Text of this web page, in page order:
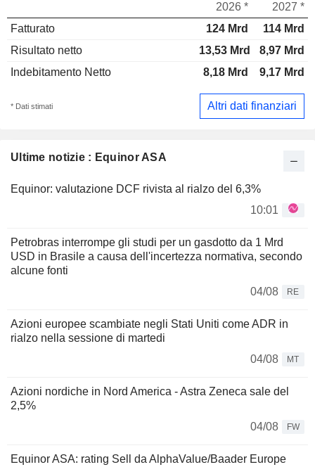
Ultime notizie : Equinor ASA
Equinor: valutazione DCF rivista al rialzo del 6,3%
10:01
Petrobras interrompe gli studi per un gasdotto da 1 Mrd
USD in Brasile a causa dell'incertezza normativa, secondo
alcune fonti
04/08
RE
Azioni europee scambiate negli Stati Uniti come ADR in
rialzo nella sessione di martedi
04/08
MT
Azioni nordiche in Nord America - Astra Zeneca sale del
2,5%
04/08
FW
Equinor ASA: rating Sell da AlphaValue/Baader Europe
2026 *
2027 *
Fatturato
124 Mrd
114 Mrd
Risultato netto
13,53 Mrd
8,97 Mrd
Indebitamento Netto
8,18 Mrd 9,17 Mrd
* Dati stimati Altri dati finanziari